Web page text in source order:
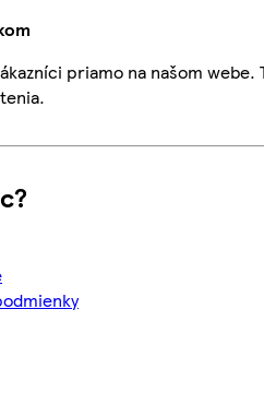
priamo na našom webe.